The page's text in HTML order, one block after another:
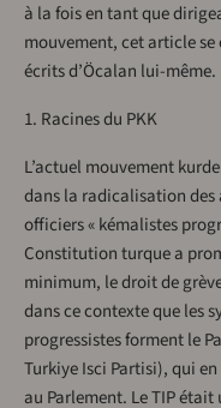
à la fois en tant que
mouvement, cet article
écrits d’Öcalan lui-même.
1. Racines du PKK
L’actuel mouvement
dans la radicalisation des
officiers « kémalistes
Constitution turque a
minimum, le droit de
dans ce contexte que les
progressistes forment le
Turkiye Isci Partisi), qui
au Parlement. Le TIP